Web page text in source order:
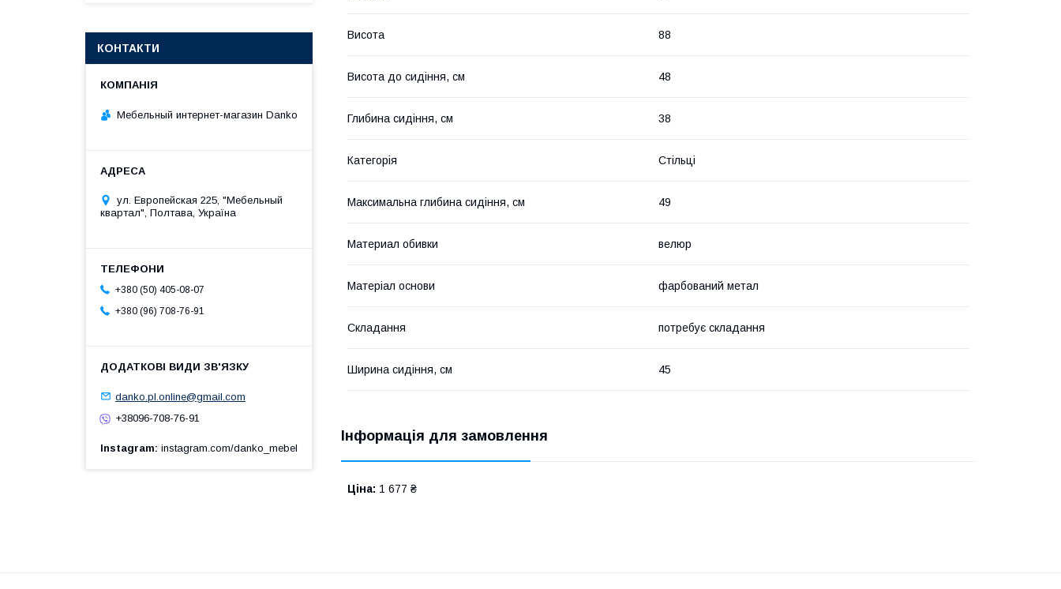
Висота 88
Висота до сидіння, см 48
Глибина сидіння, см 38
Категорія Стільці
Максимальна глибина сидіння, см 49
Материал обивки велюр
Матеріал основи фарбований метал
Складання потребує складання
Ширина сидіння, см 45
Інформація для замовлення
Ціна: 1 677 ₴
КОНТАКТИ
Мебельный интернет-магазин Danko
ул. Европейская 225, "Мебельный
квартал", Полтава, Україна
+380 (50) 405-08-07
+380 (96) 708-76-91
danko.pl.online@gmail.com
+38096-708-76-91
Instagram instagram.com/danko_mebel